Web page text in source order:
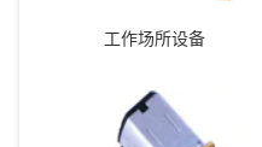
工作场所设备